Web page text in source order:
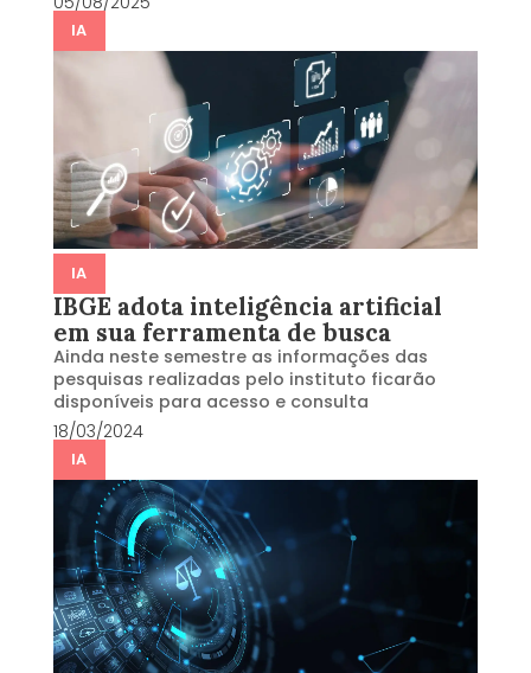
IA
IA
IBGE adota inteligência artificial
em sua ferramenta de busca
Ainda neste semestre as informações das
pesquisas realizadas pelo instituto ficarão
disponíveis para acesso e consulta
18/03/2024
IA